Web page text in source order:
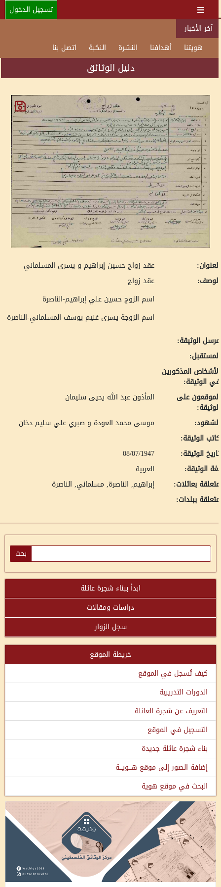
تسجيل الدخول
آخر الأخبار
هويتنا
أهدافنا النشرة النكبة اتصل بنا
دليل الوثائق
عقد زواج حسين إبراهيم و يسرى المسلماني
عقد زواج
اسم الزوج حسين علي إبراهيم-الناصرة
اسم الزوجة يسرى غنيم يوسف المسلماني-الناصرة
الوثيقة:
المذكورين
الوثيقة:
على
المأذون عبد الله يحيى سليمان
موسى محمد العودة و صبري علي سليم دخان
الوثيقة:
الوثيقة:
08/07/1947
الوثيقة:
العربية
بعائلات:
إبراهيم, الناصرة مسلماني, الناصرة
ببلدات:
ابدأ ببناء شجرة عائلة
دراسات ومقالات
سجل الزوار
خريطة الموقع
كيف تُسجل في الموقع
الدورات التدريبية
التعريف عن شجرة العائلة
التسجيل في الموقع
بناء شجرة عائلة جديدة
إضافة الصور إلى موقع هـــويـــة
البحث في موقع هوية